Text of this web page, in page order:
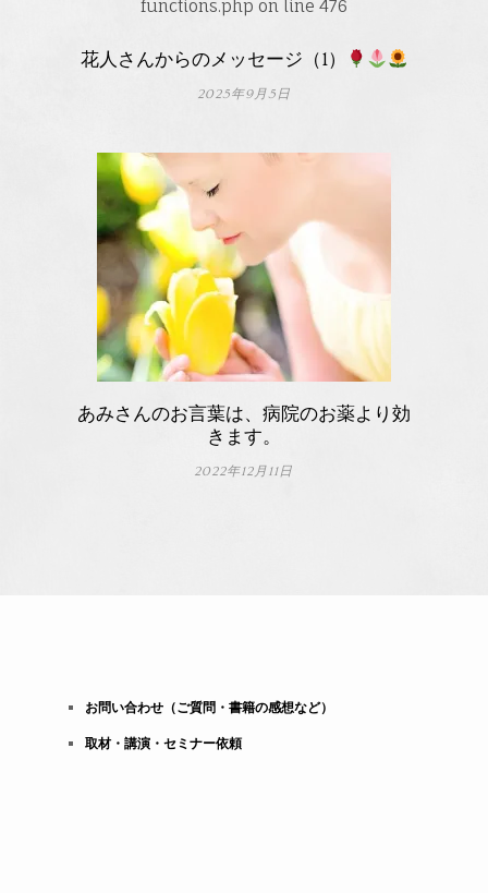
functions.php on line 476
花人さんからのメッセージ（1）
2025年9月5日
あみさんのお言葉は、病院のお薬より効
きます。
2022年12月11日
お問い合わせ（ご質問・書籍の感想など）
取材・講演・セミナー依頼